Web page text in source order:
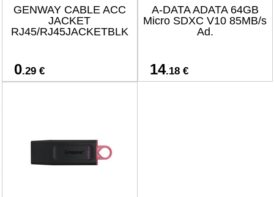
GENWAY CABLE ACC
JACKET
RJ45/RJ45JACKETBLK
0.29 €
A-DATA ADATA 64GB
Micro SDXC V10 85MB/s
Ad.
14.18 €